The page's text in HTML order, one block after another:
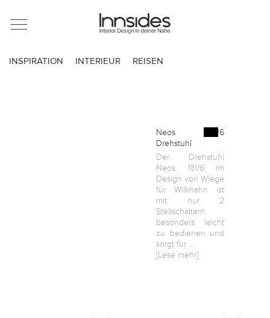
Magazin
INSPIRATION INTERIEUR REISEN
Neos 181/6
Drehstuhl
Der Drehstuhl
Neos 181/6 im
Design von Wiege
für Wilkhahn ist
mit nur 2
Stellschaltern
besonders leicht
zu bedienen und
sorgt für ...
[Lese mehr]